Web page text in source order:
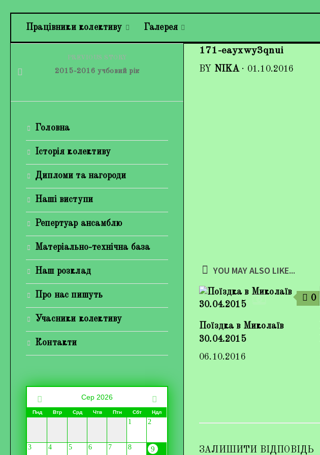
Працівники колективу Галерея
171-eayxwy3qnui
BY NIKA · 01.10.2016
YOU MAY ALSO LIKE...
0
Поїздка в Миколаїв
30.04.2015
06.10.2016
ЗАЛИШИТИ ВІДПОВІДЬ
PREVIOUS STORY
2015-2016 учбовий рік
Головна
Історія колективу
Дипломи та нагороди
Наші виступи
Репертуар ансамблю
Матеріально-технічна база
Наш розклад
Про нас пишуть
Учасники колективу
Контакти
Сер 2026
Пнд Втр Срд Чтв Птн Сбт Ндл
1 2
3 4 5 6 7 8 9